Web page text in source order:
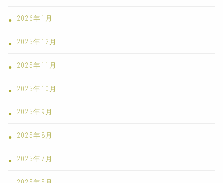
2026年1月
2025年12月
2025年11月
2025年10月
2025年9月
2025年8月
2025年7月